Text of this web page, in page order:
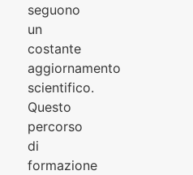
seguono
un
costante
aggiornamento
scientifico.
Questo
percorso
di
formazione